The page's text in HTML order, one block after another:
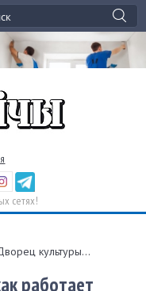
сетях!
культуры...
работает